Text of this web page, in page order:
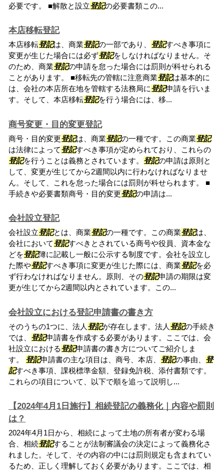
必要です。 ■解散と設立登記の必要書類この...
本店移転登記
本店移転登記は、商業登記の一部であり、 登記すべき事項に
変更が生じた場合には必ず登記をしなければなりません。そ
のため、商業登記の申請を怠った場合には罰則が科せられる
ことがあります。 ■移転先の管轄に注意商業登記は基本的に
は、会社の本店所在地を管轄する法務局に登記申請を行いま
す。そして、本店移転登記を行う場合には、移...
商号変更・目的変更登記
商号・目的変更登記は、商業登記の一種です。この商業登記
は法律によって登記すべき事項が定められており、これらの
登記を行うことは義務とされています。 登記の申請は原則と
して、変更が生じてから2週間以内に行わなければなりませ
ん。そして、これを怠った場合には罰則が科せられます。 ■
手続きや必要書類商号・目的変更登記の申請は...
会社設立登記
会社設立登記とは、商業登記の一種です。この商業登記は、
会社において登記すべきとされている商号や役員、資本金な
どを登記簿に記載し一般に公示する制度です。会社を設立し
た際や登記すべき事項に変更が生じた際には、商業登記を必
ず行わなければなりません。原則、その登記申請の期限は変
更が生じてから2週間以内とされています。この...
会社設立における登記申請書の書き方
そのうちの1つに、法人 登記が存在します。法人 登記の手続き
では、 登記申請書を作成する必要があります。ここでは、会
社設立における登記申請書の書き方についてご紹介しま
す。 登記申請書の主な項目は、商号、本店、 登記の事由、 登
記すべき事項、課税標準金額、登録免許税、添付書類です。
これらの項目について、以下で順を追って説明し...
【2024年4月1日施行】相続登記の義務化｜内容や罰則
は？
2024年4月1日から、相続によって土地の所有者が変わる場
合、相続登記することが法制審議会の決定によって義務化さ
れました。そして、その内容の中には罰則規定も含まれてい
るため、正しく理解しておく必要があります。ここでは、相